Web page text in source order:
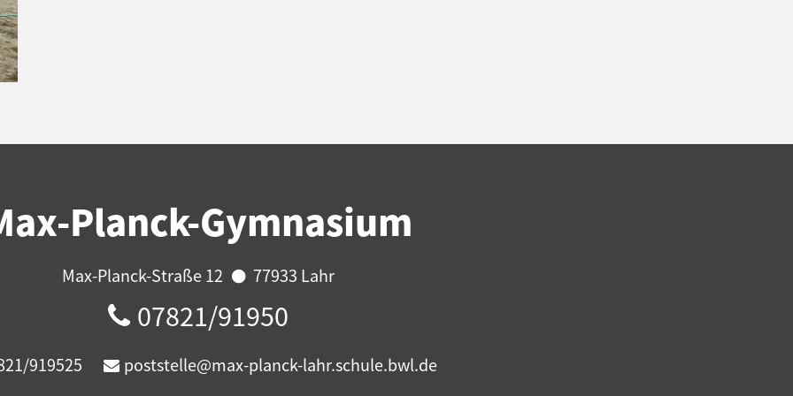
Planck-Gymnasium
Max-Planck-Straße 12 77933 Lahr
07821/91950
919525 poststelle@max-planck-lahr.schule.bwl.de